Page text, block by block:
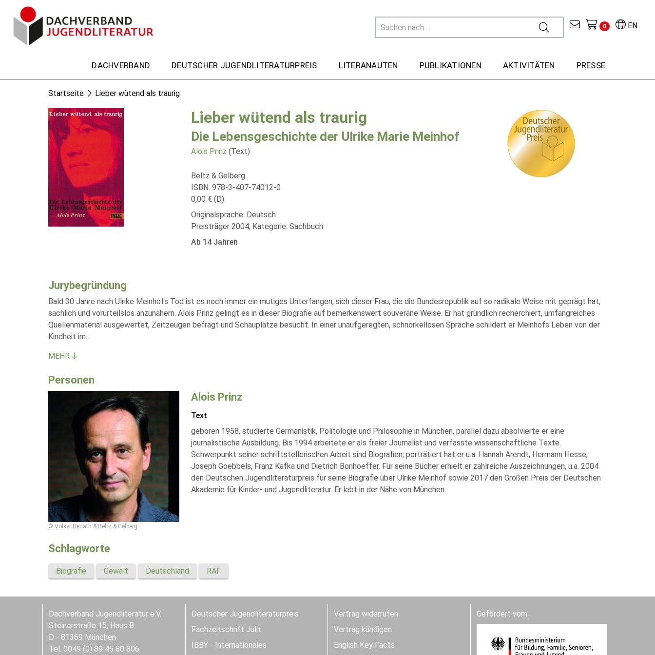
EN
0
DACHVERBAND DEUTSCHER JUGENDLITERATURPREIS LITERANAUTEN PUBLIKATIONEN AKTIVITÄTEN PRESSE
Startseite Lieber wütend als traurig
Lieber wütend als traurig
Die Lebensgeschichte der Ulrike Marie Meinhof
Alois Prinz (Text)
Beltz & Gelberg
ISBN: 978-3-407-74012-0
0,00 € (D)
Originalsprache: Deutsch
Preisträger 2004, Kategorie: Sachbuch
Ab 14 Jahren
Jurybegründung
Bald 30 Jahre nach Ulrike Meinhofs Tod ist es noch immer ein mutiges Unterfangen, sich dieser Frau, die die Bundesrepublik auf so radikale Weise mit geprägt hat,
sachlich und vorurteilslos anzunähern. Alois Prinz gelingt es in dieser Biografie auf bemerkenswert souveräne Weise. Er hat gründlich recherchiert, umfangreiches
Quellenmaterial ausgewertet, Zeitzeugen befragt und Schauplätze besucht. In einer unaufgeregten, schnörkellosen Sprache schildert er Meinhofs Leben von der
Kindheit im...
MEHR
Personen
© Volker Derlath & Beltz & Gelberg
Alois Prinz
Text
geboren 1958, studierte Germanistik, Politologie und Philosophie in München, parallel dazu absolvierte er eine
journalistische Ausbildung. Bis 1994 arbeitete er als freier Journalist und verfasste wissenschaftliche Texte.
Schwerpunkt seiner schriftstellerischen Arbeit sind Biografien; porträtiert hat er u.a. Hannah Arendt, Hermann Hesse,
Joseph Goebbels, Franz Kafka und Dietrich Bonhoeffer. Für seine Bücher erhielt er zahlreiche Auszeichnungen, u.a. 2004
den Deutschen Jugendliteraturpreis für seine Biografie über Ulrike Meinhof sowie 2017 den Großen Preis der Deutschen
Akademie für Kinder- und Jugendliteratur. Er lebt in der Nähe von München.
Schlagworte
Biografie Gewalt Deutschland RAF
Dachverband Jugendliteratur e.V.
Steinerstraße 15, Haus B
D - 81369 München
Tel. 0049 (0) 89 45 80 806
Deutscher Jugendliteraturpreis
Fachzeitschrift Julit
IBBY - Internationales
Vertrag widerrufen
Vertrag kündigen
English Key Facts
Gefördert vom: